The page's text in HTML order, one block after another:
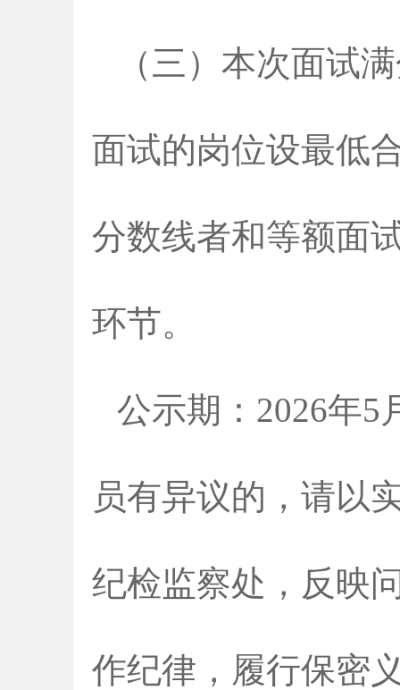
（三）本次面试
面试的岗位设最低
分数线者和等额面
环节。
公示期：2026年5
员有异议的，请以
纪检监察处，反映
作纪律，履行保密